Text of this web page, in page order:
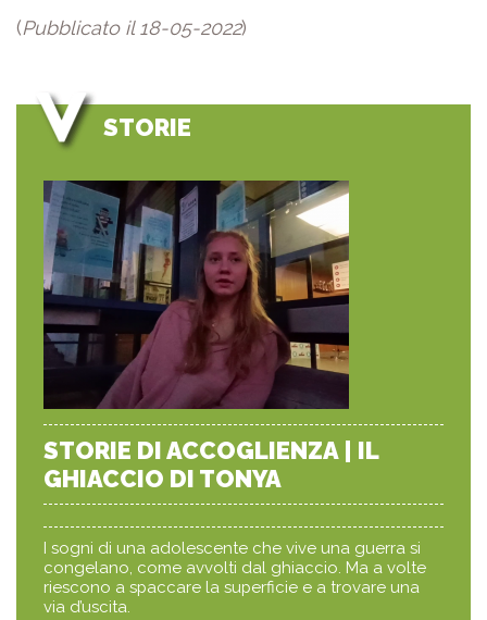
(Pubblicato il 18-05-2022)
STORIE
STORIE DI ACCOGLIENZA | IL
GHIACCIO DI TONYA
I sogni di una adolescente che vive una guerra si
congelano, come avvolti dal ghiaccio. Ma a volte
riescono a spaccare la superficie e a trovare una
via d’uscita.